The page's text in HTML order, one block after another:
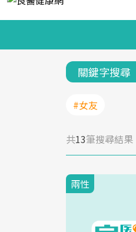
關鍵字搜尋
#女友
共13筆搜尋結果
兩性